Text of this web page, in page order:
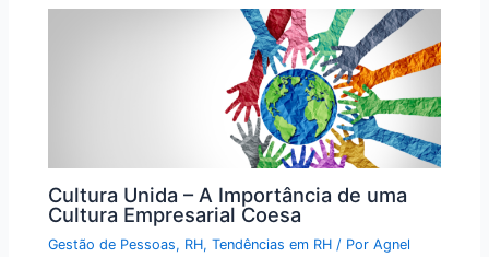
Cultura Unida – A Importância de uma
Cultura Empresarial Coesa
Gestão de Pessoas, RH,Tendências em RH / PorAgnel